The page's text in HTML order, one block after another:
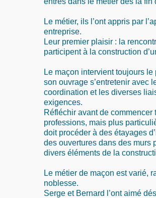
Le métier, ils l’ont appris par
entreprise.
Leur premier plaisir : la
participent à la construction
Le maçon intervient toujours
son ouvrage s’entretenir avec
coordination et les diverses
exigences.
Réfléchir avant de commencer
professions, mais plus
doit procéder à des étayages
des ouvertures dans des murs
divers éléments de la
Le métier de maçon est varié,
noblesse.
Serge et Bernard l’ont aimé